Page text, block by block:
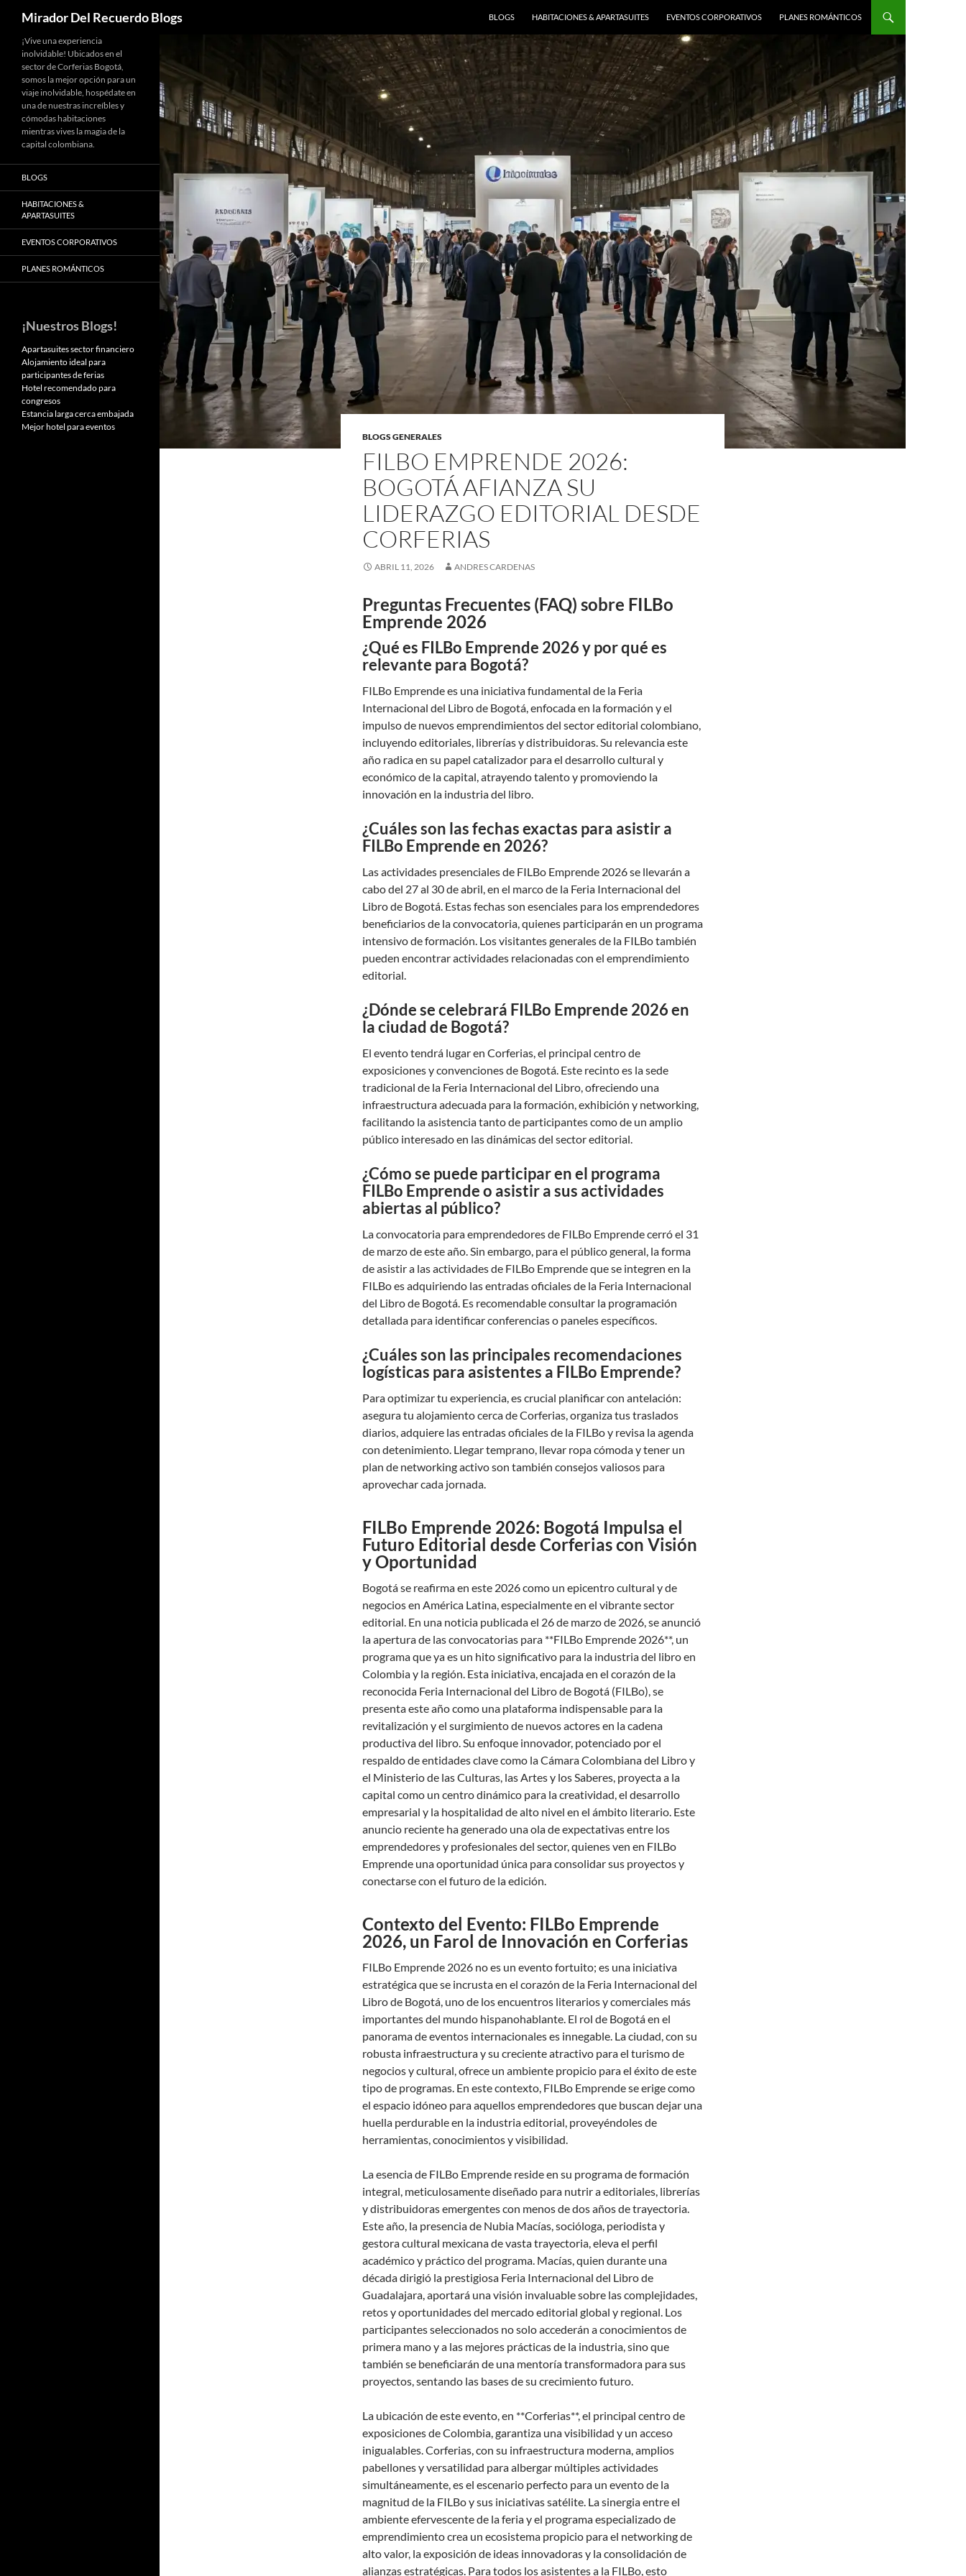
Saltar
contenido
Mirador Del Recuerdo Blogs BLOGS HABITACIONES & APARTASUITES EVENTOS CORPORATIVOS PLANES ROMÁNTICOS
BLOGS GENERALES
FILBO EMPRENDE 2026:
BOGOTÁ AFIANZA SU
LIDERAZGO EDITORIAL DESDE
CORFERIAS
ABRIL 11, 2026 ANDRES CARDENAS
Preguntas Frecuentes (FAQ) sobre FILBo
Emprende 2026
¿Qué es FILBo Emprende 2026 y por qué es
relevante para Bogotá?
FILBo Emprende es una iniciativa fundamental de la Feria
Internacional del Libro de Bogotá, enfocada en la formación y el
impulso de nuevos emprendimientos del sector editorial colombiano,
incluyendo editoriales, librerías y distribuidoras. Su relevancia este
año radica en su papel catalizador para el desarrollo cultural y
económico de la capital, atrayendo talento y promoviendo la
innovación en la industria del libro.
¿Cuáles son las fechas exactas para asistir a
FILBo Emprende en 2026?
Las actividades presenciales de FILBo Emprende 2026 se llevarán a
cabo del 27 al 30 de abril, en el marco de la Feria Internacional del
Libro de Bogotá. Estas fechas son esenciales para los emprendedores
beneficiarios de la convocatoria, quienes participarán en un programa
intensivo de formación. Los visitantes generales de la FILBo también
pueden encontrar actividades relacionadas con el emprendimiento
editorial.
¿Dónde se celebrará FILBo Emprende 2026 en
la ciudad de Bogotá?
El evento tendrá lugar en Corferias, el principal centro de
exposiciones y convenciones de Bogotá. Este recinto es la sede
tradicional de la Feria Internacional del Libro, ofreciendo una
infraestructura adecuada para la formación, exhibición y networking,
facilitando la asistencia tanto de participantes como de un amplio
público interesado en las dinámicas del sector editorial.
¿Cómo se puede participar en el programa
FILBo Emprende o asistir a sus actividades
abiertas al público?
La convocatoria para emprendedores de FILBo Emprende cerró el 31
de marzo de este año. Sin embargo, para el público general, la forma
de asistir a las actividades de FILBo Emprende que se integren en la
FILBo es adquiriendo las entradas oficiales de la Feria Internacional
del Libro de Bogotá. Es recomendable consultar la programación
detallada para identificar conferencias o paneles específicos.
¿Cuáles son las principales recomendaciones
logísticas para asistentes a FILBo Emprende?
Para optimizar tu experiencia, es crucial planificar con antelación:
asegura tu alojamiento cerca de Corferias, organiza tus traslados
diarios, adquiere las entradas oficiales de la FILBo y revisa la agenda
con detenimiento. Llegar temprano, llevar ropa cómoda y tener un
plan de networking activo son también consejos valiosos para
aprovechar cada jornada.
FILBo Emprende 2026: Bogotá Impulsa el
Futuro Editorial desde Corferias con Visión
y Oportunidad
Bogotá se reafirma en este 2026 como un epicentro cultural y de
negocios en América Latina, especialmente en el vibrante sector
editorial. En una noticia publicada el 26 de marzo de 2026, se anunció
la apertura de las convocatorias para **FILBo Emprende 2026**, un
programa que ya es un hito significativo para la industria del libro en
Colombia y la región. Esta iniciativa, encajada en el corazón de la
reconocida Feria Internacional del Libro de Bogotá (FILBo), se
presenta este año como una plataforma indispensable para la
revitalización y el surgimiento de nuevos actores en la cadena
productiva del libro. Su enfoque innovador, potenciado por el
respaldo de entidades clave como la Cámara Colombiana del Libro y
el Ministerio de las Culturas, las Artes y los Saberes, proyecta a la
capital como un centro dinámico para la creatividad, el desarrollo
empresarial y la hospitalidad de alto nivel en el ámbito literario. Este
anuncio reciente ha generado una ola de expectativas entre los
emprendedores y profesionales del sector, quienes ven en FILBo
Emprende una oportunidad única para consolidar sus proyectos y
conectarse con el futuro de la edición.
Contexto del Evento: FILBo Emprende
2026, un Farol de Innovación en Corferias
FILBo Emprende 2026 no es un evento fortuito; es una iniciativa
estratégica que se incrusta en el corazón de la Feria Internacional del
Libro de Bogotá, uno de los encuentros literarios y comerciales más
importantes del mundo hispanohablante. El rol de Bogotá en el
panorama de eventos internacionales es innegable. La ciudad, con su
robusta infraestructura y su creciente atractivo para el turismo de
negocios y cultural, ofrece un ambiente propicio para el éxito de este
tipo de programas. En este contexto, FILBo Emprende se erige como
el espacio idóneo para aquellos emprendedores que buscan dejar una
huella perdurable en la industria editorial, proveyéndoles de
herramientas, conocimientos y visibilidad.
La esencia de FILBo Emprende reside en su programa de formación
integral, meticulosamente diseñado para nutrir a editoriales, librerías
y distribuidoras emergentes con menos de dos años de trayectoria.
Este año, la presencia de Nubia Macías, socióloga, periodista y
gestora cultural mexicana de vasta trayectoria, eleva el perfil
académico y práctico del programa. Macías, quien durante una
década dirigió la prestigiosa Feria Internacional del Libro de
Guadalajara, aportará una visión invaluable sobre las complejidades,
retos y oportunidades del mercado editorial global y regional. Los
participantes seleccionados no solo accederán a conocimientos de
primera mano y a las mejores prácticas de la industria, sino que
también se beneficiarán de una mentoría transformadora para sus
proyectos, sentando las bases de su crecimiento futuro.
La ubicación de este evento, en **Corferias**, el principal centro de
exposiciones de Colombia, garantiza una visibilidad y un acceso
inigualables. Corferias, con su infraestructura moderna, amplios
pabellones y versatilidad para albergar múltiples actividades
simultáneamente, es el escenario perfecto para un evento de la
magnitud de la FILBo y sus iniciativas satélite. La sinergia entre el
ambiente efervescente de la feria y el programa especializado de
emprendimiento crea un ecosistema propicio para el networking de
alto valor, la exposición de ideas innovadoras y la consolidación de
alianzas estratégicas. Para todos los asistentes a la FILBo, esto
¡Vive una experiencia
inolvidable! Ubicados en el
sector de Corferias Bogotá,
somos la mejor opción para un
viaje inolvidable, hospédate en
una de nuestras increíbles y
cómodas habitaciones
mientras vives la magia de la
capital colombiana.
BLOGS
HABITACIONES &
APARTASUITES
EVENTOS CORPORATIVOS
PLANES ROMÁNTICOS
¡Nuestros Blogs!
Apartasuites sector financiero
Alojamiento ideal para
participantes de ferias
Hotel recomendado para
congresos
Estancia larga cerca embajada
Mejor hotel para eventos